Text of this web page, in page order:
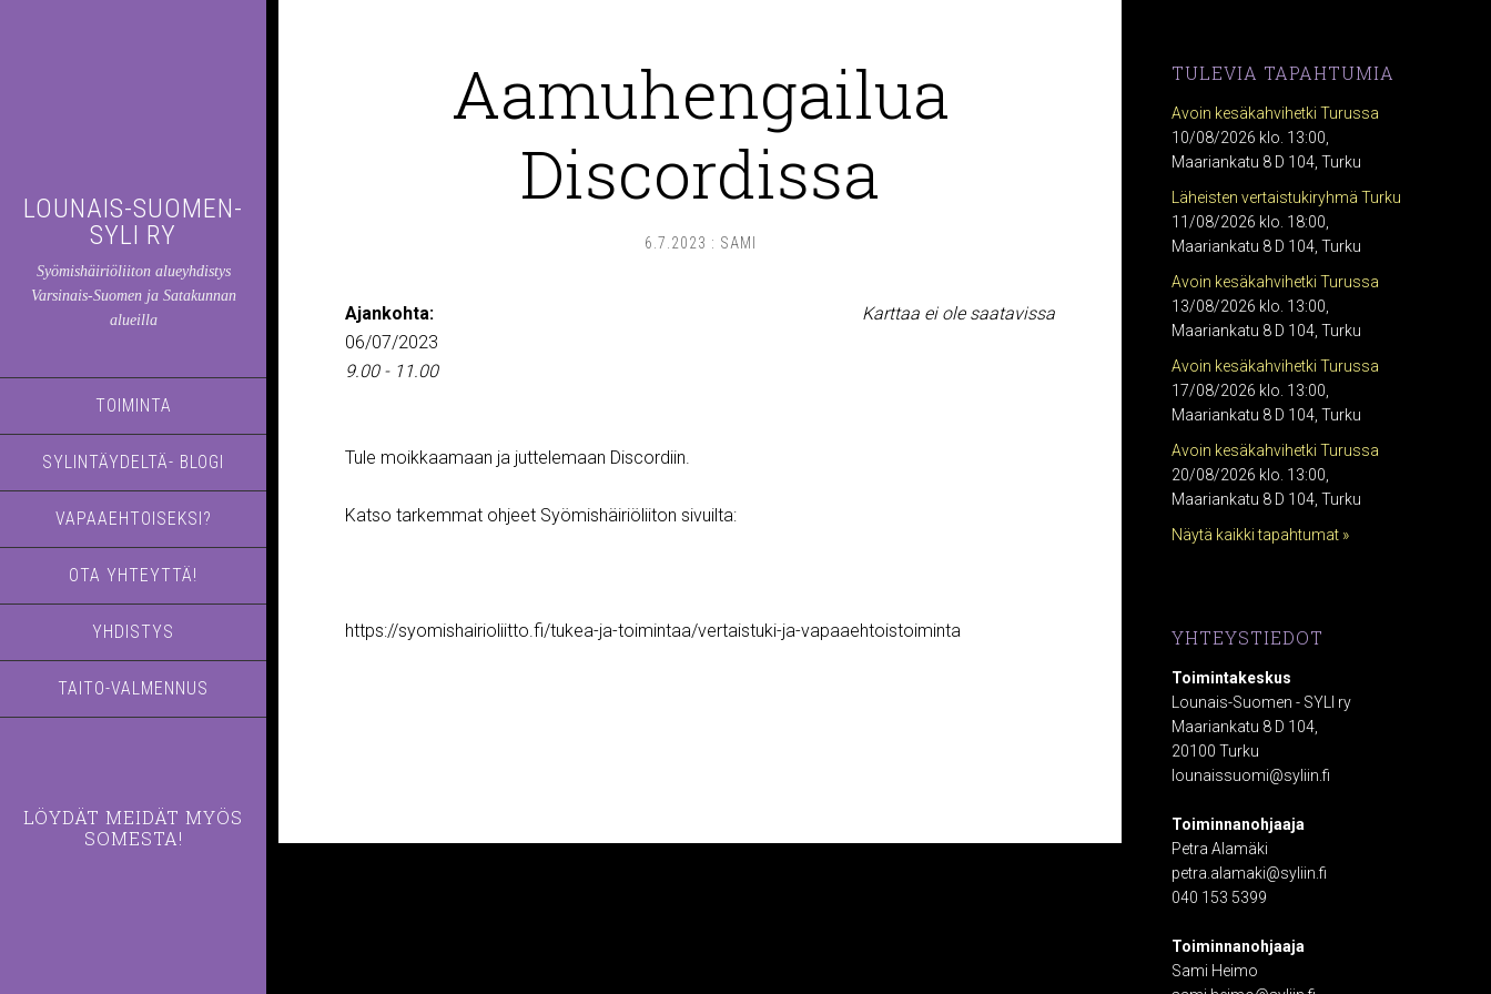
LOUNAIS-SUOMEN-
SYLI RY
Syömishäiriöliiton alueyhdistys
Varsinais-Suomen ja Satakunnan
alueilla
TOIMINTA
SYLINTÄYDELTÄ- BLOGI
VAPAAEHTOISEKSI?
OTA YHTEYTTÄ!
YHDISTYS
TAITO-VALMENNUS
LÖYDÄT MEIDÄT MYÖS
SOMESTA!
Aamuhengailua
Discordissa
6.7.2023 : SAMI
Karttaa ei ole saatavissa
Ajankohta:
06/07/2023
9.00 - 11.00
Tule moikkaamaan ja juttelemaan Discordiin.
Katso tarkemmat ohjeet Syömishäiriöliiton sivuilta:
https://syomishairioliitto.fi/tukea-ja-toimintaa/vertaistuki-ja-vapaaehtoistoiminta
TULEVIA TAPAHTUMIA
Avoin kesäkahvihetki Turussa
10/08/2026 klo. 13:00,
Maariankatu 8 D 104, Turku
Läheisten vertaistukiryhmä Turku
11/08/2026 klo. 18:00,
Maariankatu 8 D 104, Turku
Avoin kesäkahvihetki Turussa
13/08/2026 klo. 13:00,
Maariankatu 8 D 104, Turku
Avoin kesäkahvihetki Turussa
17/08/2026 klo. 13:00,
Maariankatu 8 D 104, Turku
Avoin kesäkahvihetki Turussa
20/08/2026 klo. 13:00,
Maariankatu 8 D 104, Turku
Näytä kaikki tapahtumat »
YHTEYSTIEDOT
Toimintakeskus
Lounais-Suomen - SYLI ry
Maariankatu 8 D 104,
20100 Turku
lounaissuomi@syliin.fi
Toiminnanohjaaja
Petra Alamäki
petra.alamaki@syliin.fi
040 153 5399
Toiminnanohjaaja
Sami Heimo